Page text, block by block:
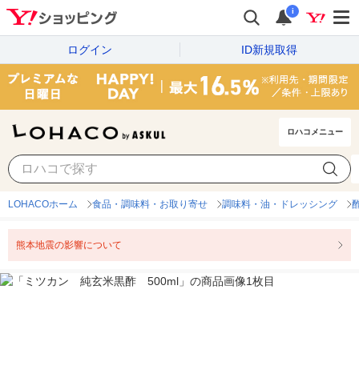
i
ログイン ID新規取得
ロハコメニュー
LOHACOホーム 食品・調味料・お取り寄せ 調味料・油・ドレッシング
熊本地震の影響について